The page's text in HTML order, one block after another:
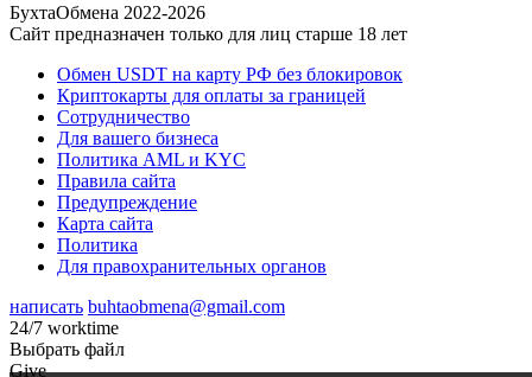
БухтаОбмена 2022-2026
Сайт предназначен только для лиц старше 18 лет
Обмен USDT на карту РФ без блокировок
Криптокарты для оплаты за границей
Сотрудничество
Для вашего бизнеса
Политика AML и KYC
Правила сайта
Предупреждение
Карта сайта
Политика
Для правохранительных органов
написать buhtaobmena@gmail.com
24/7 worktime
Выбрать файл
Give